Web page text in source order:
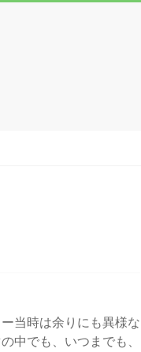
当時は余りにも異様な
中でも、いつまでも、